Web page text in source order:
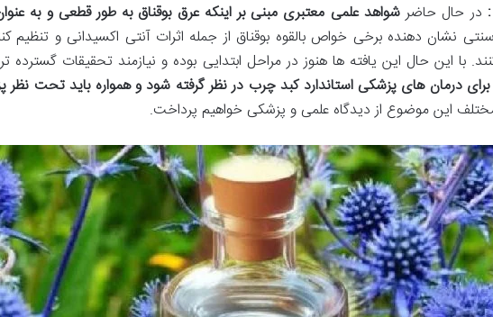
در حال حاضرشواهد علمی معتبری مبنی بر اینکه عرق بوقناق به طور قطعی و به
نشان دهنده برخی خواص بالقوه بوقناق از جمله اثرات آنتی اکسیدانی و
با این حال این یافته ها هنوز در مراحل ابتدایی بوده و نیازمند تحقیقات
برای درمان های پزشکی استاندارد کبد چرب در نظر گرفته شود و همواره باید
مختلف این موضوع از دیدگاه علمی و پزشکی خواهیم پرداخت.